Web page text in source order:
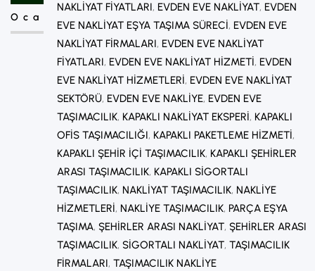
Oca
NAKLIYAT FIYATLARI, EVDEN EVE NAKLIYAT, EVDEN
EVE NAKLIYAT EŞYA TAŞIMA SÜRECI, EVDEN EVE
NAKLIYAT FIRMALARI, EVDEN EVE NAKLIYAT
FIYATLARI, EVDEN EVE NAKLIYAT HIZMETI, EVDEN
EVE NAKLIYAT HIZMETLERI, EVDEN EVE NAKLIYAT
SEKTÖRÜ, EVDEN EVE NAKLIYE, EVDEN EVE
TAŞIMACILIK, KAPAKLI NAKLIYAT EKSPERI, KAPAKLI
OFIS TAŞIMACILIĞI, KAPAKLI PAKETLEME HIZMETI
KAPAKLI ŞEHIR IÇI TAŞIMACILIK, KAPAKLI ŞEHIRLER
ARASI TAŞIMACILIK, KAPAKLI SIGORTALI
TAŞIMACILIK, NAKLIYAT TAŞIMACILIK, NAKLIYE
HIZMETLERI, NAKLIYE TAŞIMACILIK, PARÇA EŞYA
TAŞIMA, ŞEHIRLER ARASI NAKLIYAT, ŞEHIRLER ARASI
TAŞIMACILIK, SIGORTALI NAKLIYAT, TAŞIMACILIK
FIRMALARI, TAŞIMACILIK NAKLIYE